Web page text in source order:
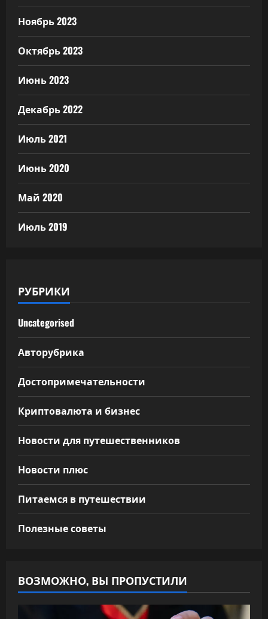
Ноябрь 2023
Октябрь 2023
Июнь 2023
Декабрь 2022
Июль 2021
Июнь 2020
Май 2020
Июль 2019
РУБРИКИ
Uncategorised
Авторубрика
Достопримечательности
Криптовалюта и бизнес
Новости для путешественников
Новости плюс
Питаемся в путешествии
Полезные советы
ВОЗМОЖНО, ВЫ ПРОПУСТИЛИ